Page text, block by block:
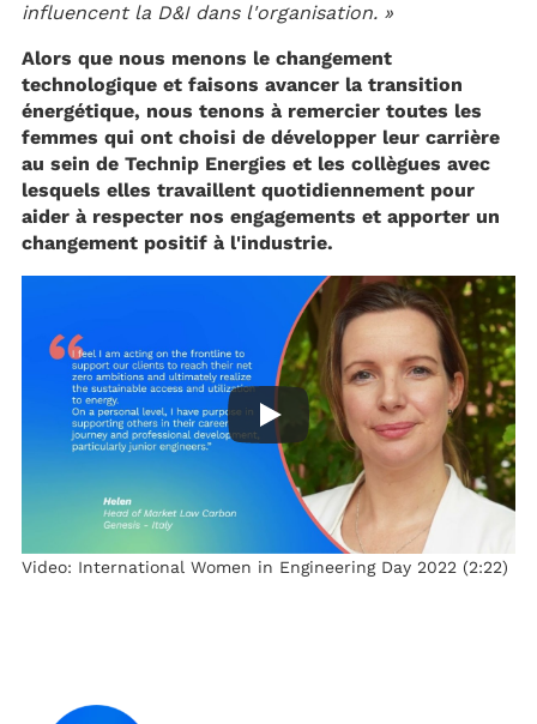
influencent la D&I dans l'organisation. »
Alors que nous menons le changement
technologique et faisons avancer la transition
énergétique, nous tenons à remercier toutes les
femmes qui ont choisi de développer leur carrière
au sein de Technip Energies et les collègues avec
lesquels elles travaillent quotidiennement pour
aider à respecter nos engagements et apporter un
changement positif à l'industrie.
Video: International Women in Engineering Day 2022 (2:22)